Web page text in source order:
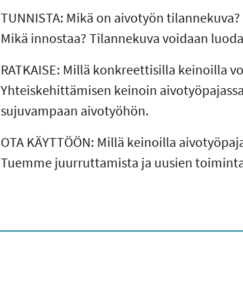
TUNNISTA: Mikä on aivotyön
Mikä innostaa? Tilannekuva voidaan
RATKAISE: Millä konkreettisilla keinoilla
Yhteiskehittämisen keinoin
sujuvampaan aivotyöhön.
OTA KÄYTTÖÖN: Millä keinoilla
Tuemme juurruttamista ja uusien